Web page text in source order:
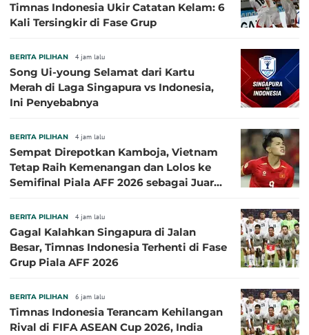
Timnas Indonesia Ukir Catatan Kelam: 6
Kali Tersingkir di Fase Grup
BERITA PILIHAN 4 jam lalu
Song Ui-young Selamat dari Kartu
Merah di Laga Singapura vs Indonesia,
Ini Penyebabnya
BERITA PILIHAN 4 jam lalu
Sempat Direpotkan Kamboja, Vietnam
Tetap Raih Kemenangan dan Lolos ke
Semifinal Piala AFF 2026 sebagai Juara
BERITA PILIHAN 4 jam lalu
Gagal Kalahkan Singapura di Jalan
Besar, Timnas Indonesia Terhenti di Fase
Grup Piala AFF 2026
BERITA PILIHAN 6 jam lalu
Timnas Indonesia Terancam Kehilangan
Rival di FIFA ASEAN Cup 2026, India